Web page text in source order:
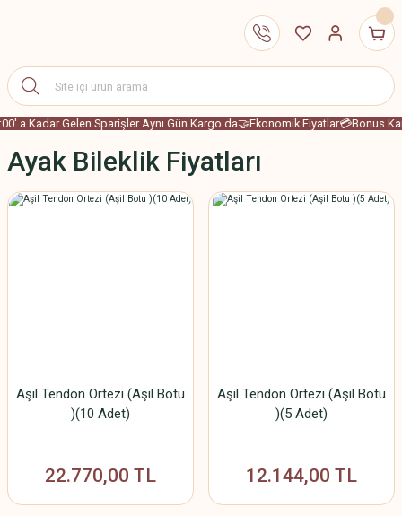
a Kadar Gelen Sparişler Aynı Gün Kargo da 🤝Ekonomik Fiyatlar💳Bonus
Ayak Bileklik Fiyatları
Aşil Tendon Ortezi (Aşil Botu
)(10 Adet)
22.770,00 TL
Aşil Tendon Ortezi (Aşil Botu
)(5 Adet)
12.144,00 TL